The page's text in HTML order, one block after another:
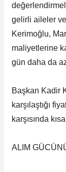
gelirli aileler
Kerimoğlu,
maliyetlerine
gün daha da
Başkan Kadir
karşılaştığı
karşısında
ALIM